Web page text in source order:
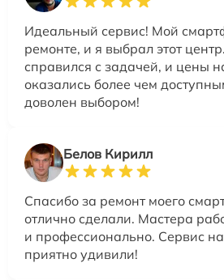
Идеальный сервис! Мой
ремонте, и я выбрал этот
справился с задачей, и цены
оказались более чем
доволен выбором!
Белов Кирилл
Спасибо за ремонт моего
отлично сделали. Мастера
и профессионально. Сервис
приятно удивили!